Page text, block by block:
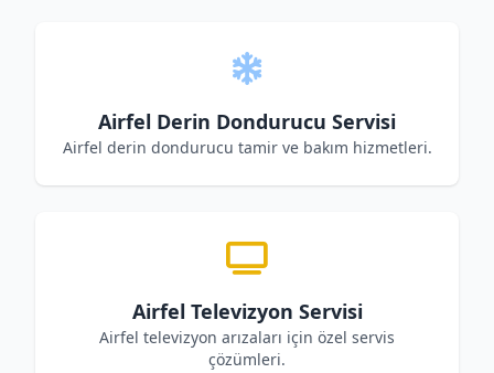
Airfel Derin Dondurucu Servisi
Airfel derin dondurucu tamir ve bakım hizmetleri.
Airfel Televizyon Servisi
Airfel televizyon arızaları için özel servis
çözümleri.